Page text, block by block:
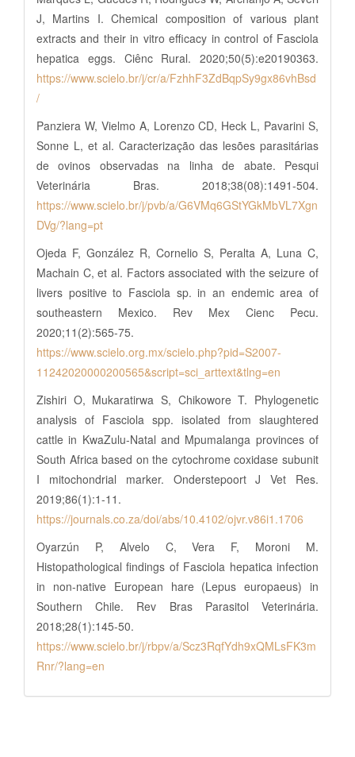
J, Martins I. Chemical composition of various plant
extracts and their in vitro efficacy in control of Fasciola
hepatica eggs. Ciênc Rural. 2020;50(5):e20190363.
https://www.scielo.br/j/cr/a/FzhhF3ZdBqpSy9gx86vhBsd
/
Panziera W, Vielmo A, Lorenzo CD, Heck L, Pavarini S,
Sonne L, et al. Caracterização das lesões parasitárias
de ovinos observadas na linha de abate. Pesqui
Veterinária Bras. 2018;38(08):1491-504.
https://www.scielo.br/j/pvb/a/G6VMq6GStYGkMbVL7Xgn
DVg/?lang=pt
Ojeda F, González R, Cornelio S, Peralta A, Luna C,
Machain C, et al. Factors associated with the seizure of
livers positive to Fasciola sp. in an endemic area of
southeastern Mexico. Rev Mex Cienc Pecu.
2020;11(2):565-75.
https://www.scielo.org.mx/scielo.php?pid=S2007-
11242020000200565&script=sci_arttext&tlng=en
Zishiri O, Mukaratirwa S, Chikowore T. Phylogenetic
analysis of Fasciola spp. isolated from slaughtered
cattle in KwaZulu-Natal and Mpumalanga provinces of
South Africa based on the cytochrome coxidase subunit
I mitochondrial marker. Onderstepoort J Vet Res.
2019;86(1):1-11.
https://journals.co.za/doi/abs/10.4102/ojvr.v86i1.1706
Oyarzún P, Alvelo C, Vera F, Moroni M.
Histopathological findings of Fasciola hepatica infection
in non-native European hare (Lepus europaeus) in
Southern Chile. Rev Bras Parasitol Veterinária.
2018;28(1):145-50.
https://www.scielo.br/j/rbpv/a/Scz3RqfYdh9xQMLsFK3m
Rnr/?lang=en